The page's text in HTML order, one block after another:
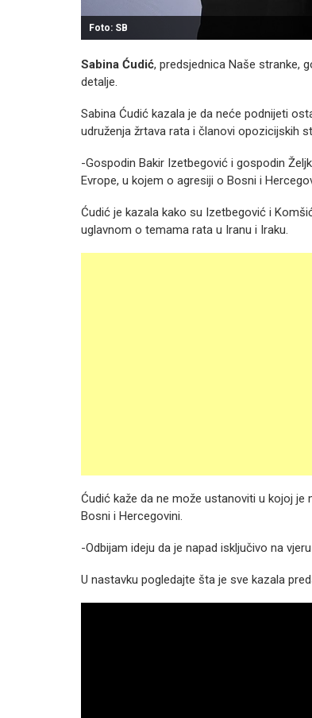
Foto: SB
Sabina Ćudić, predsjednica Naše stranke,
detalje.
Sabina Ćudić kazala je da neće podnijeti
udruženja žrtava rata i članovi opozicijskih
-Gospodin Bakir Izetbegović i gospodin
Evrope, u kojem o agresiji o Bosni i
Ćudić je kazala kako su Izetbegović i
uglavnom o temama rata u Iranu i Iraku.
Ćudić kaže da ne može ustanoviti u kojoj
Bosni i Hercegovini.
-Odbijam ideju da je napad isključivo na
U nastavku pogledajte šta je sve kazala